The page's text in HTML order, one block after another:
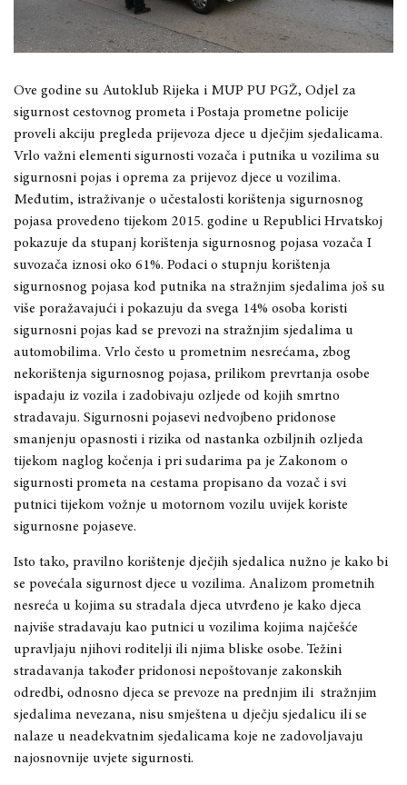
Ove godine su Autoklub Rijeka i MUP PU PGŽ, Odjel za
sigurnost cestovnog prometa i Postaja prometne policije
proveli akciju pregleda prijevoza djece u dječjim sjedalicama.
Vrlo važni elementi sigurnosti vozača i putnika u vozilima su
sigurnosni pojas i oprema za prijevoz djece u vozilima.
Međutim, istraživanje o učestalosti korištenja sigurnosnog
pojasa provedeno tijekom 2015. godine u Republici Hrvatskoj
pokazuje da stupanj korištenja sigurnosnog pojasa vozača I
suvozača iznosi oko 61%. Podaci o stupnju korištenja
sigurnosnog pojasa kod putnika na stražnjim sjedalima još su
više poražavajući i pokazuju da svega 14% osoba koristi
sigurnosni pojas kad se prevozi na stražnjim sjedalima u
automobilima. Vrlo često u prometnim nesrećama, zbog
nekorištenja sigurnosnog pojasa, prilikom prevrtanja osobe
ispadaju iz vozila i zadobivaju ozljede od kojih smrtno
stradavaju. Sigurnosni pojasevi nedvojbeno pridonose
smanjenju opasnosti i rizika od nastanka ozbiljnih ozljeda
tijekom naglog kočenja i pri sudarima pa je Zakonom o
sigurnosti prometa na cestama propisano da vozač i svi
putnici tijekom vožnje u motornom vozilu uvijek koriste
sigurnosne pojaseve.
Isto tako, pravilno korištenje dječjih sjedalica nužno je kako bi
se povećala sigurnost djece u vozilima. Analizom prometnih
nesreća u kojima su stradala djeca utvrđeno je kako djeca
najviše stradavaju kao putnici u vozilima kojima najčešće
upravljaju njihovi roditelji ili njima bliske osobe. Težini
stradavanja također pridonosi nepoštovanje zakonskih
odredbi, odnosno djeca se prevoze na prednjim ili stražnjim
sjedalima nevezana, nisu smještena u dječju sjedalicu ili se
nalaze u neadekvatnim sjedalicama koje ne zadovoljavaju
najosnovnije uvjete sigurnosti.